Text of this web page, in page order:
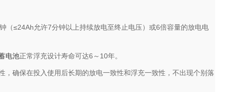
（≤24Ah允许7分钟以上持续放电至终止电压）或6倍容量的放电电
电池正常浮充设计寿命可达6～10年。
确保在投入使用后长期的放电一致性和浮充一致性，不出现个别落